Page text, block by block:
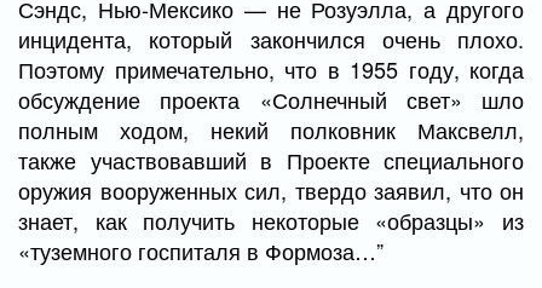
Сэндс, Нью-Мексико — не Розуэлла, а другого
инцидента, который закончился очень плохо.
Поэтому примечательно, что в 1955 году, когда
обсуждение проекта «Солнечный свет» шло
полным ходом, некий полковник Максвелл,
также участвовавший в Проекте специального
оружия вооруженных сил, твердо заявил, что он
знает, как получить некоторые «образцы» из
«туземного госпиталя в Формоза…”